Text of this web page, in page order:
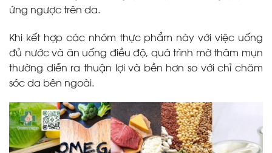
ứng ngược trên da.
Khi kết hợp các nhóm thực phẩm này với việc uống
đủ nước và ăn uống điều độ, quá trình mờ thâm mụn
thường diễn ra thuận lợi và bền hơn so với chỉ chăm
sóc da bên ngoài.